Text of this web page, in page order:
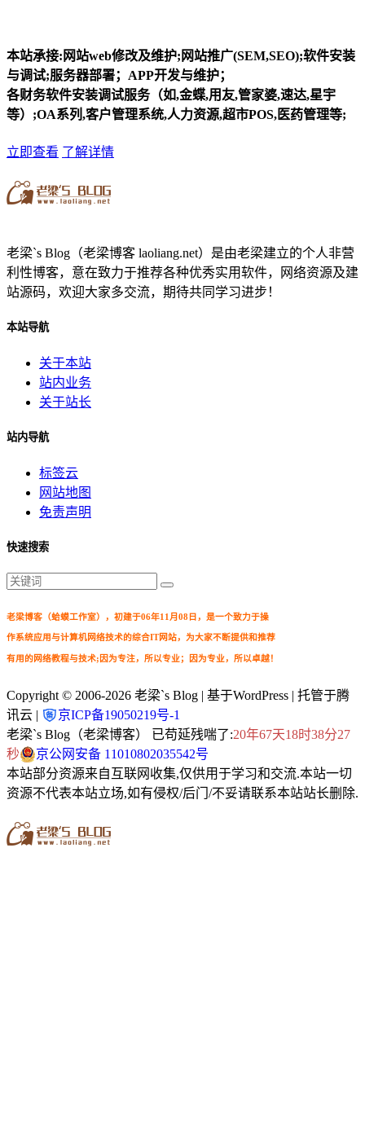
本站承接:网站web修改及维护;网站推广(SEM,SEO);软件安装
与调试;服务器部署；APP开发与维护；
各财务软件安装调试服务（如,金蝶,用友,管家婆,速达,星宇
等）;OA系列,客户管理系统,人力资源,超市POS,医药管理等;
立即查看 了解详情
老梁`s Blog（老梁博客 laoliang.net）是由老梁建立的个人非营
利性博客，意在致力于推荐各种优秀实用软件，网络资源及建
站源码，欢迎大家多交流，期待共同学习进步！
本站导航
关于本站
站内业务
关于站长
站内导航
标签云
网站地图
免责声明
快速搜索
老梁博客（蛤蟆工作室），初建于06年11月08日，是一个致力于操
作系统应用与计算机网络技术的综合IT网站，为大家不断提供和推荐
有用的网络教程与技术;因为专注，所以专业；因为专业，所以卓越！
Copyright © 2006-2026 老梁`s Blog | 基于WordPress | 托管于腾
讯云 |
京ICP备19050219号-1
老梁`s Blog（老梁博客） 已苟延残喘了:20年67天18时38分28
秒
京公网安备 11010802035542号
本站部分资源来自互联网收集,仅供用于学习和交流.本站一切
资源不代表本站立场,如有侵权/后门/不妥请联系本站站长删除.